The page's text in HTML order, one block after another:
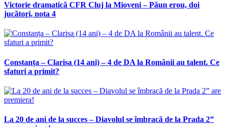
Victorie dramatică CFR Cluj la Mioveni – Păun erou, doi
jucători, nota 4
Constanța – Clarisa (14 ani) – 4 de DA la Românii au talent. Ce
sfaturi a primit?
La 20 de ani de la succes – Diavolul se îmbracă de la Prada 2”